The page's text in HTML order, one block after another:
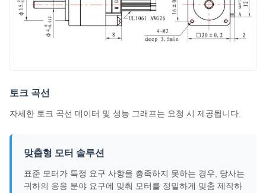
토크 곡선
자세한 토크 곡선 데이터 및 성능 그래프는 요청 시 제공됩니다.
맞춤형 모터 솔루션
표준 모터가 특정 요구 사항을 충족하지 못하는 경우, 당사는
귀하의 응용 분야 요구에 맞춰 모터를 정밀하게 맞춤 제작하